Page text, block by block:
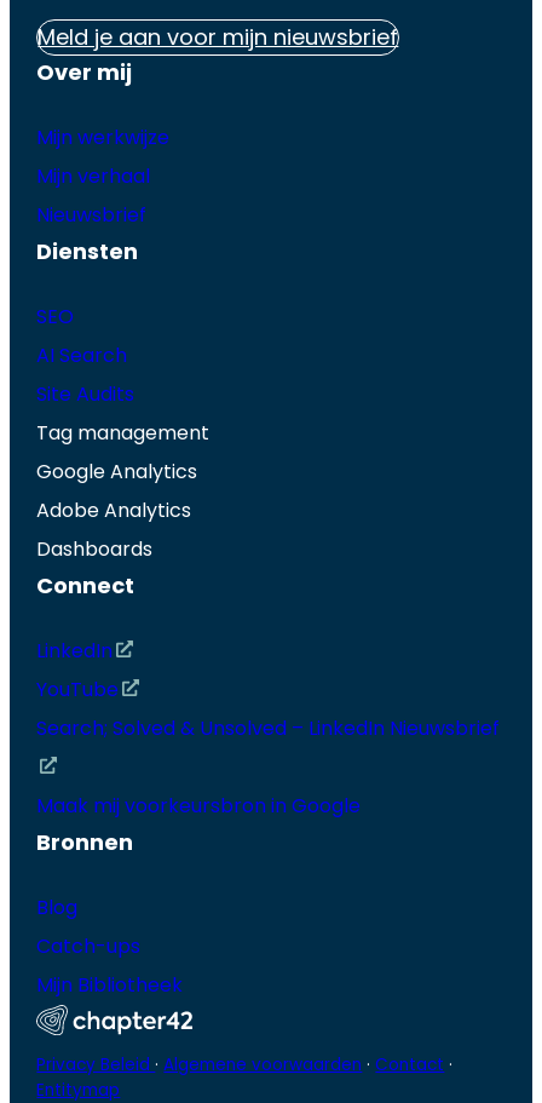
Meld je aan voor mijn nieuwsbrief
Over mij
Mijn werkwijze
Mijn verhaal
Nieuwsbrief
Diensten
SEO
AI Search
Site Audits
Tag management
Google Analytics
Adobe Analytics
Dashboards
Connect
LinkedIn
YouTube
Search; Solved & Unsolved – LinkedIn Nieuwsbrief
Maak mij voorkeursbron in Google
Bronnen
Blog
Catch-ups
Mijn Bibliotheek
Privacy Beleid·Algemene voorwaarden ·Contact ·
Entitymap